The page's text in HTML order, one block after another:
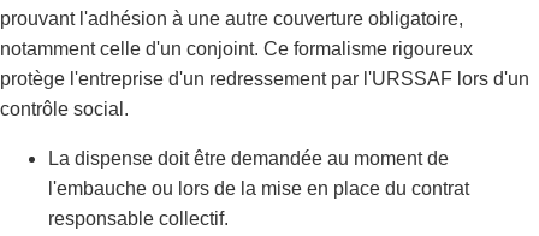
prouvant l'adhésion à une autre couverture obligatoire,
notamment celle d'un conjoint. Ce formalisme rigoureux
protège l'entreprise d'un redressement par l'URSSAF lors d'un
contrôle social.
La dispense doit être demandée au moment de
l'embauche ou lors de la mise en place du contrat
responsable collectif.